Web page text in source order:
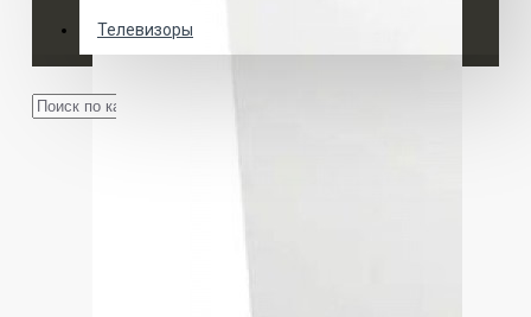
Телевизоры